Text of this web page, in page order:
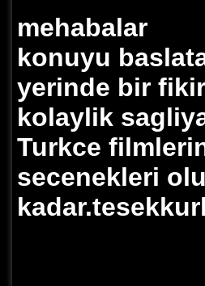
mehabalar
konuyu
yerinde bir
kolaylik
Turkce
secenekleri